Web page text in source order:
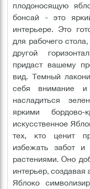
плодоносящую
бонсай - это
интерьере. Это
для рабочего
другой
придаст вашему
вид. Темный
себя внимание
насладиться
яркими
искусственное
тех, кто ценит
избежать забот
растениями. Оно
интерьер, создавая
Яблоко